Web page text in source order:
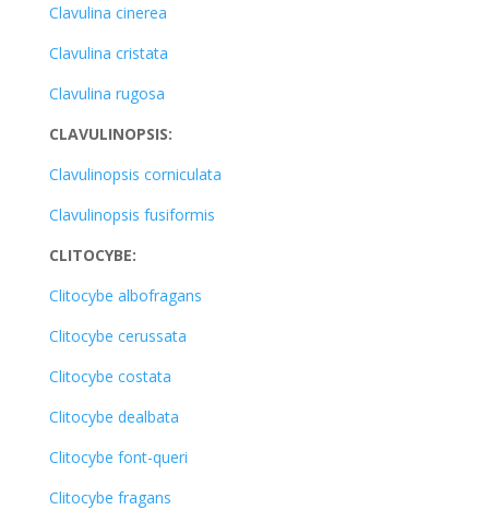
Clavulina cinerea
Clavulina cristata
Clavulina rugosa
CLAVULINOPSIS:
Clavulinopsis corniculata
Clavulinopsis fusiformis
CLITOCYBE:
Clitocybe albofragans
Clitocybe cerussata
Clitocybe costata
Clitocybe dealbata
Clitocybe font-queri
Clitocybe fragans